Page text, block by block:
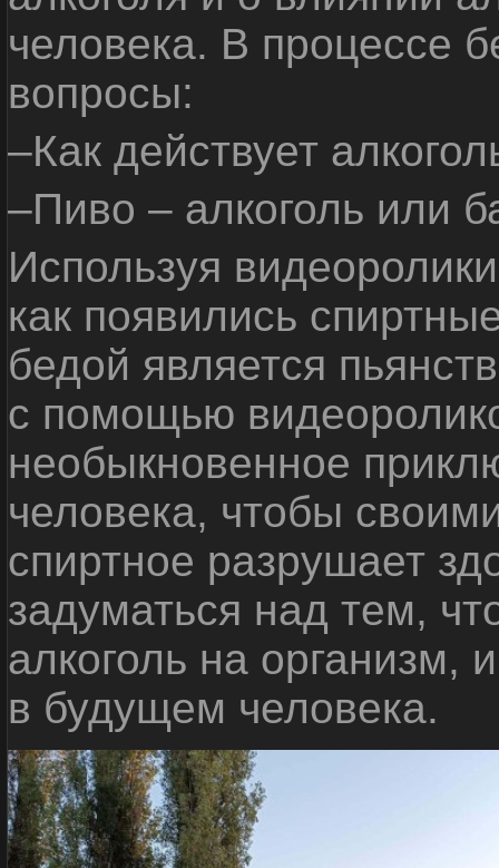
человека. В процессе
вопросы:
–Как действует
–Пиво – алкоголь или
Используя
как появились
бедой является
с помощью
необыкновенное
человека, чтобы
спиртное разрушает
задуматься над тем,
алкоголь на организм,
в будущем человека.